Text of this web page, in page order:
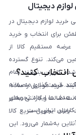
دیجیتال
خرید لوازم دیجیتال در
مطمئن برای انتخاب و خرید
مستقیم کالا از
می‌کند. تنوع گسترده
کاربران بتوانند تمام
قیمت‌گذاری منصفانه
هدف ما ایجاد تجربه‌ای
ایرانی است.
انتخاب کنید؟
خرید موبایل را ساده،
اصالت و گارانتی معتبر
باشد. تحویل سریع کالا
به‌شمار می‌رود. این